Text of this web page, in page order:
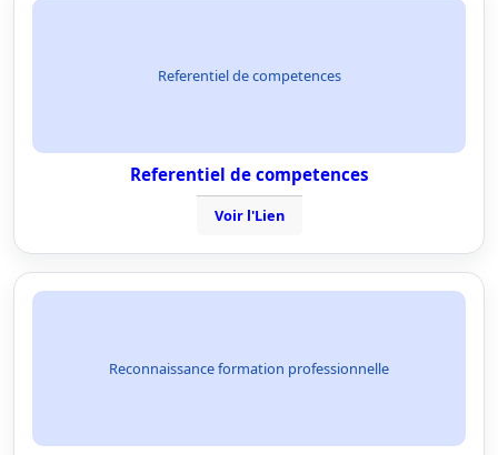
Referentiel de competences
Referentiel de competences
Voir l'Lien
Reconnaissance formation professionnelle